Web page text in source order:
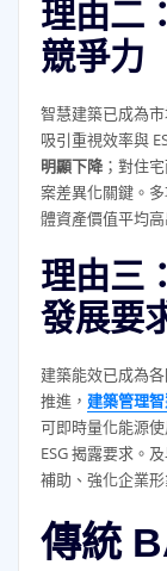
理由二
競爭力
智慧建築已成為
吸引重視效率與
明顯下降；對住
案差異化關鍵。
體資產價值平均
理由三
發展要
建築能效已成為
推進， 建築管理
可即時量化能源
ESG 揭露要求。
補助、強化企業
傳統